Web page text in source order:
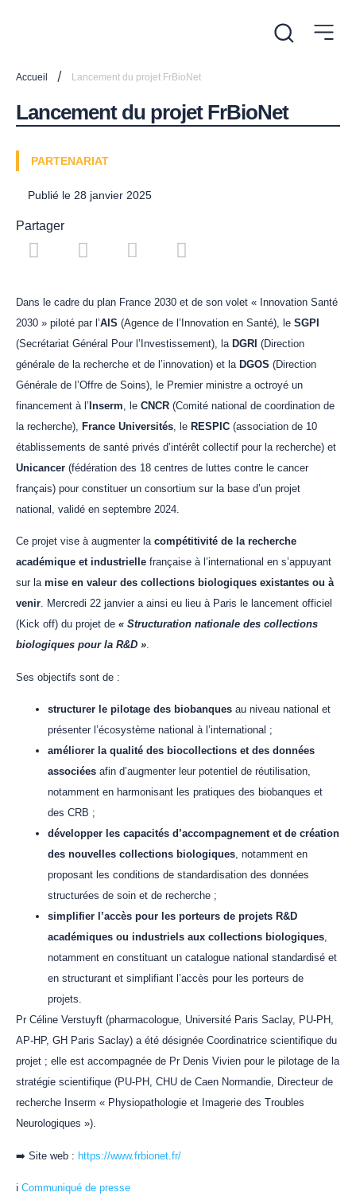
Accueil / Lancement du projet FrBioNet
Lancement du projet FrBioNet
PARTENARIAT
Publié le 28 janvier 2025
Partager
Dans le cadre du plan France 2030 et de son volet « Innovation Santé
2030 » piloté par l’AIS (Agence de l’Innovation en Santé), le SGPI
(Secrétariat Général Pour l’Investissement), la DGRI (Direction
générale de la recherche et de l’innovation) et la DGOS (Direction
Générale de l’Offre de Soins), le Premier ministre a octroyé un
financement à l’ Inserm, le CNCR (Comité national de coordination de
la recherche), France Universités, le RESPIC (association de 10
établissements de santé privés d’intérêt collectif pour la recherche) et
Unicancer (fédération des 18 centres de luttes contre le cancer
français) pour constituer un consortium sur la base d’un projet
national, validé en septembre 2024.
Ce projet vise à augmenter la compétitivité de la recherche
académique et industrielle française à l’international en s’appuyant
sur la mise en valeur des collections biologiques existantes ou à
venir. Mercredi 22 janvier a ainsi eu lieu à Paris le lancement officiel
(Kick off) du projet de « Structuration nationale des collections
biologiques pour la R&D ».
Ses objectifs sont de :
structurer le pilotage des biobanques au niveau national et
présenter l’écosystème national à l’international ;
améliorer la qualité des biocollections et des données
associées afin d’augmenter leur potentiel de réutilisation,
notamment en harmonisant les pratiques des biobanques et
des CRB ;
développer les capacités d’accompagnement et de création
des nouvelles collections biologiques, notamment en
proposant les conditions de standardisation des données
structurées de soin et de recherche ;
simplifier l’accès pour les porteurs de projets R&D
académiques ou industriels aux collections biologiques,
notamment en constituant un catalogue national standardisé et
en structurant et simplifiant l’accès pour les porteurs de
projets.
Pr Céline Verstuyft (pharmacologue, Université Paris Saclay, PU-PH,
AP-HP, GH Paris Saclay) a été désignée Coordinatrice scientifique du
projet ; elle est accompagnée de Pr Denis Vivien pour le pilotage de la
stratégie scientifique (PU-PH, CHU de Caen Normandie, Directeur de
recherche Inserm « Physiopathologie et Imagerie des Troubles
Neurologiques »).
➡️ Site web : https://www.frbionet.fr/
ℹ️ Communiqué de presse